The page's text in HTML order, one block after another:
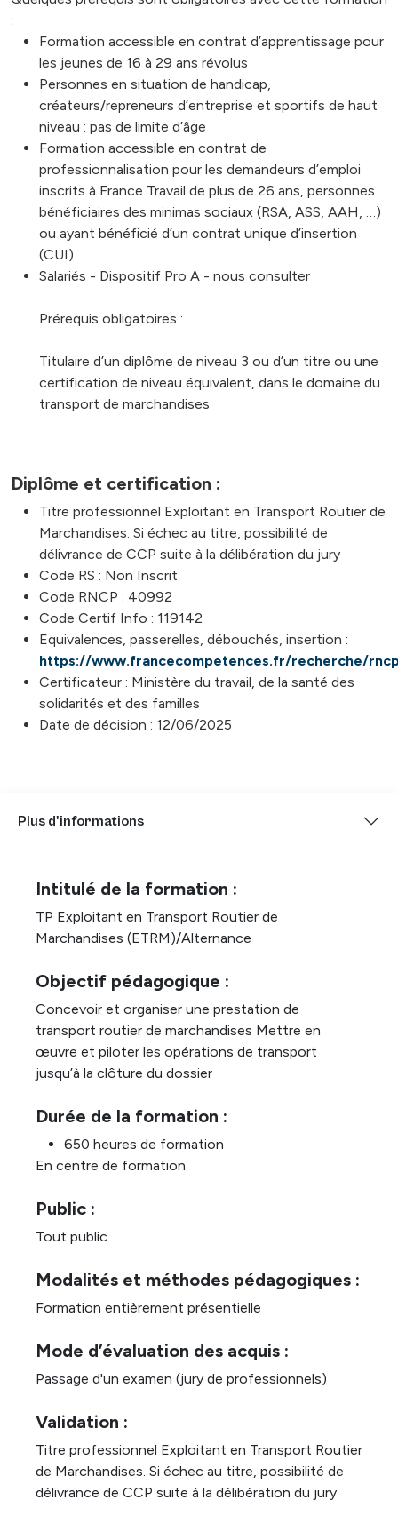
:
Formation accessible en contrat d’apprentissage pour
les jeunes de 16 à 29 ans révolus
Personnes en situation de handicap,
créateurs/repreneurs d’entreprise et sportifs de haut
niveau : pas de limite d’âge
Formation accessible en contrat de
professionnalisation pour les demandeurs d’emploi
inscrits à France Travail de plus de 26 ans, personnes
bénéficiaires des minimas sociaux (RSA, ASS, AAH, …)
ou ayant bénéficié d’un contrat unique d’insertion
(CUI)
Salariés - Dispositif Pro A - nous consulter
Prérequis obligatoires :
Titulaire d’un diplôme de niveau 3 ou d’un titre ou une
certification de niveau équivalent, dans le domaine du
transport de marchandises
Diplôme et certification :
Titre professionnel Exploitant en Transport Routier de
Marchandises. Si échec au titre, possibilité de
délivrance de CCP suite à la délibération du jury
Code RS : Non Inscrit
Code RNCP : 40992
Code Certif Info : 119142
Equivalences, passerelles, débouchés, insertion :
https://www.francecompetences.fr/recherche/
Certificateur : Ministère du travail, de la santé des
solidarités et des familles
Date de décision : 12/06/2025
Plus d'informations
Intitulé de la formation :
TP Exploitant en Transport Routier de
Marchandises (ETRM)/Alternance
Objectif pédagogique :
Concevoir et organiser une prestation de
transport routier de marchandises Mettre en
œuvre et piloter les opérations de transport
jusqu’à la clôture du dossier
Durée de la formation :
650 heures de formation
En centre de formation
Public :
Tout public
Modalités et méthodes pédagogiques :
Formation entièrement présentielle
Mode d’évaluation des acquis :
Passage d'un examen (jury de professionnels)
Validation :
Titre professionnel Exploitant en Transport Routier
de Marchandises. Si échec au titre, possibilité de
délivrance de CCP suite à la délibération du jury